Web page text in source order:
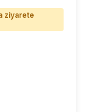
ziyarete